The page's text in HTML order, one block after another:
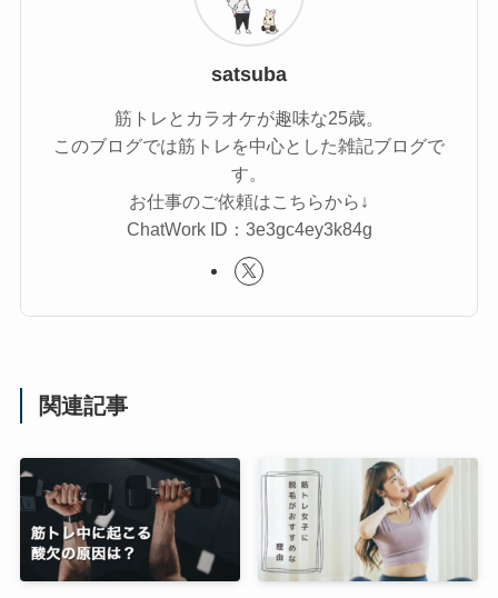
satsuba
筋トレとカラオケが趣味な25歳。
このブログでは筋トレを中心とした雑記ブログで
す。
お仕事のご依頼はこちらから↓
ChatWork ID：3e3gc4ey3k84g
関連記事